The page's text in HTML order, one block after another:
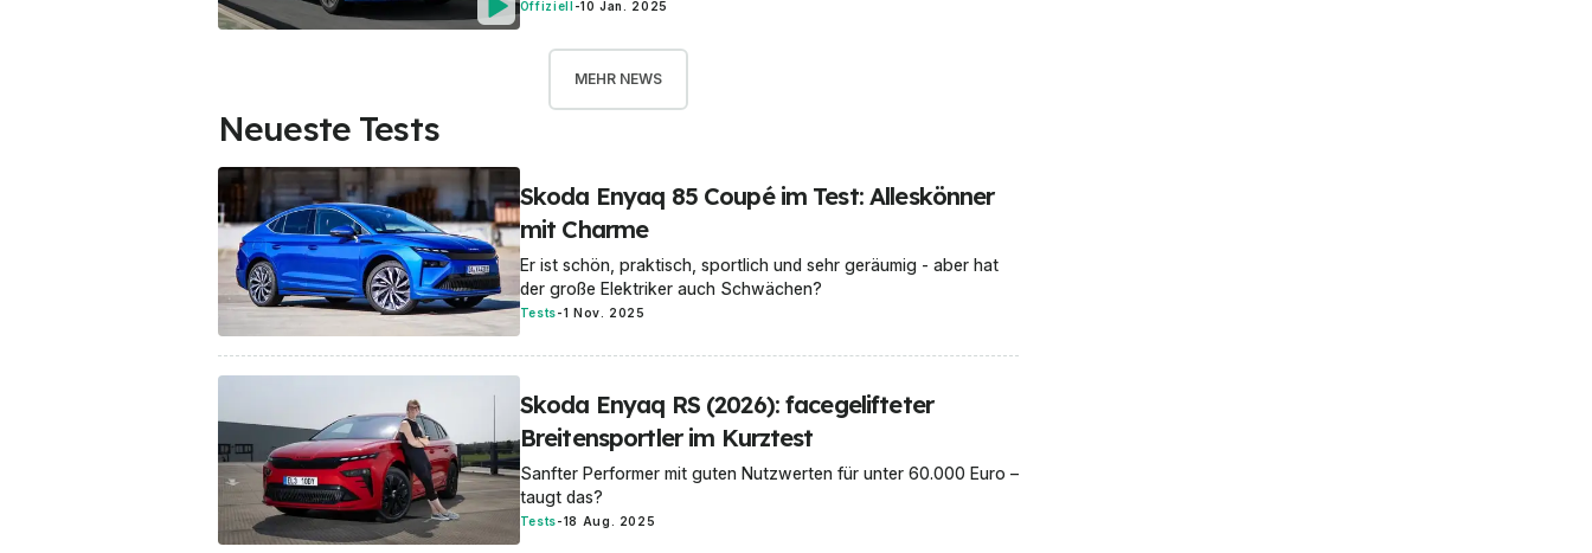
Offiziell -10 Jan. 2025
MEHR NEWS
Neueste Tests
Skoda Enyaq 85 Coupé im Test: Alleskönner
mit Charme
Er ist schön, praktisch, sportlich und sehr geräumig - aber hat
der große Elektriker auch Schwächen?
Tests-1 Nov. 2025
Skoda Enyaq RS (2026): facegelifteter
Breitensportler im Kurztest
Sanfter Performer mit guten Nutzwerten für unter 60.000 Euro –
taugt das?
Tests-18 Aug. 2025